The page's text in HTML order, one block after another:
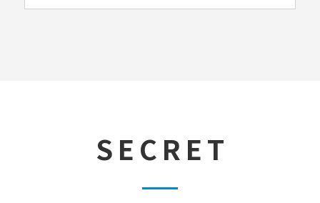
S E C R E T